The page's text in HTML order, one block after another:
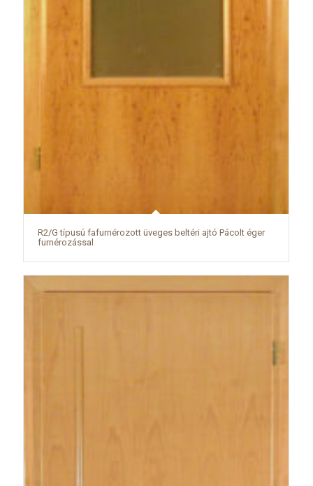
R2/G típusú fafurnérozott üveges beltéri ajtó Pácolt éger
furnérozással